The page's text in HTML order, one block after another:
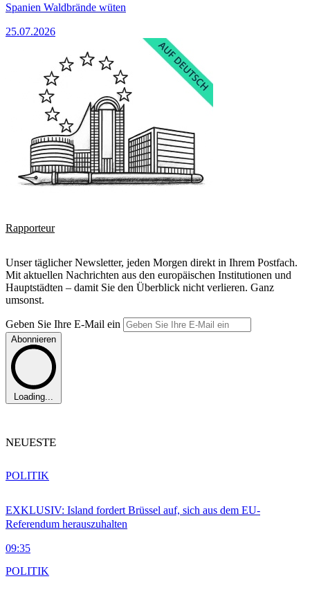
Spanien Waldbrände wüten
25.07.2026
Rapporteur
Unser täglicher Newsletter, jeden Morgen direkt in Ihrem Postfach.
Mit aktuellen Nachrichten aus den europäischen Institutionen und
Hauptstädten – damit Sie den Überblick nicht verlieren. Ganz
umsonst.
Geben Sie Ihre E-Mail ein
Abonnieren
Loading...
NEUESTE
EXKLUSIV: Island fordert Brüssel auf, sich aus dem EU-
Referendum herauszuhalten
09:35
POLITIK
POLITIK